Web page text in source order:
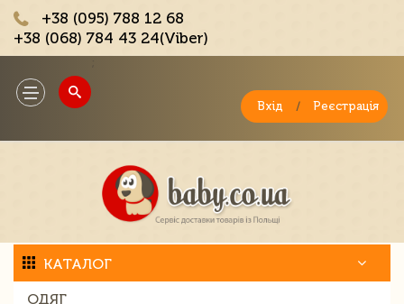
+38 (095) 788 12 68
+38 (068) 784 43 24(Viber)
Toggle
navigation
Вхід / Реєстрація
КАТАЛОГ
ОДЯГ